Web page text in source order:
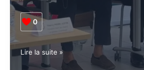
0
Guadeloupe•
Économie.
Lire la suite »